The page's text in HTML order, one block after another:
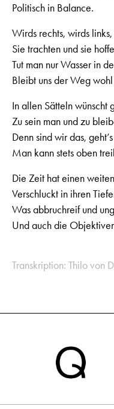
Politisch in Balance.
Wirds rechts, wirds
Sie trachten und sie
Tut man nur Wasser in
Bleibt uns der Weg
In allen Sätteln wünscht
Zu sein man und zu
Denn sind wir das,
Man kann stets oben
Die Zeit hat einen
Verschluckt in ihren
Was abbruchreif und
Und auch die
Transkription: Thilo von